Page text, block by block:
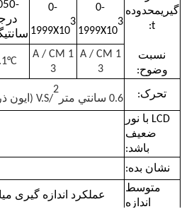
آشکارساز PM2.5
شمارنده ذرات غبار
سنسور ماده ذرات
دستگاه نظارت بر کیفیت هوا
گيريمحدوده
t:
نسبت
وضوح:
0-
1999X10
3
0-
1999X10
3
-20
50
1 A / CM
3
1 A / CM
3
تحرک: 0.6 سانتي متر
2
/V.S (ایون ذرات کوچک زیست محیطی)
LCD با نور
ضعیف
باشد:
نشان بده:
متوسط
اندازه